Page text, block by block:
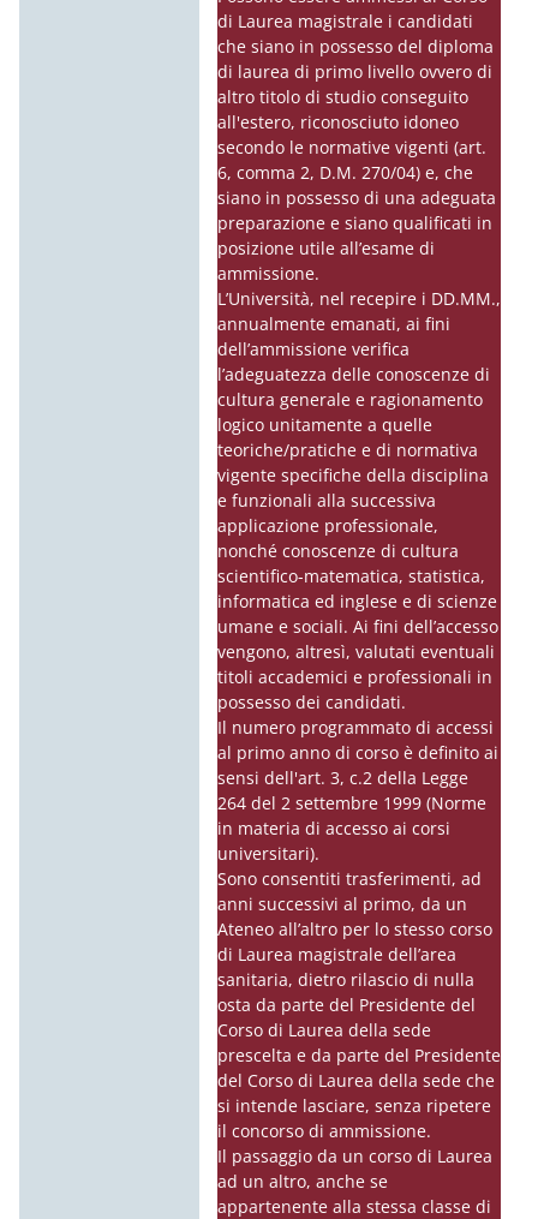
di Laurea magistrale i candidati
che siano in possesso del diploma
di laurea di primo livello ovvero di
altro titolo di studio conseguito
all'estero, riconosciuto idoneo
secondo le normative vigenti (art.
6, comma 2, D.M. 270/04) e, che
siano in possesso di una adeguata
preparazione e siano qualificati in
posizione utile all’esame di
ammissione.
L’Università, nel recepire i DD.MM.,
annualmente emanati, ai fini
dell’ammissione verifica
l’adeguatezza delle conoscenze di
cultura generale e ragionamento
logico unitamente a quelle
teoriche/pratiche e di normativa
vigente specifiche della disciplina
e funzionali alla successiva
applicazione professionale,
nonché conoscenze di cultura
scientifico-matematica, statistica,
informatica ed inglese e di scienze
umane e sociali. Ai fini dell’accesso
vengono, altresì, valutati eventuali
titoli accademici e professionali in
possesso dei candidati.
Il numero programmato di accessi
al primo anno di corso è definito ai
sensi dell'art. 3, c.2 della Legge
264 del 2 settembre 1999 (Norme
in materia di accesso ai corsi
universitari).
Sono consentiti trasferimenti, ad
anni successivi al primo, da un
Ateneo all’altro per lo stesso corso
di Laurea magistrale dell’area
sanitaria, dietro rilascio di nulla
osta da parte del Presidente del
Corso di Laurea della sede
prescelta e da parte del Presidente
del Corso di Laurea della sede che
si intende lasciare, senza ripetere
il concorso di ammissione.
Il passaggio da un corso di Laurea
ad un altro, anche se
appartenente alla stessa classe di